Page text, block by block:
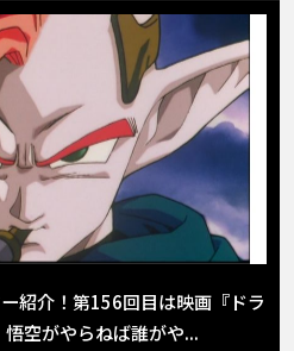
DE ES
紹介！第156回目は映画『ドラ
空がやらねば誰がや...